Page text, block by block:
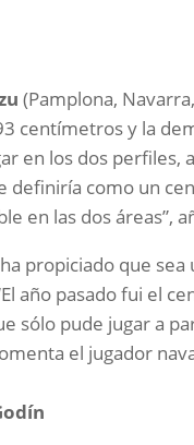
(Pamplona,
centímetros y la
en los dos perfiles,
definiría como un
en las dos áreas”,
propiciado que
año pasado fui el
sólo pude jugar a
el jugador